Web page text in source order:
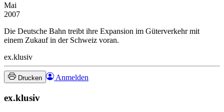
Mai
2007
Die Deutsche Bahn treibt ihre Expansion im Güterverkehr mit
einem Zukauf in der Schweiz voran.
ex.klusiv
Drucken Anmelden
ex.klusiv